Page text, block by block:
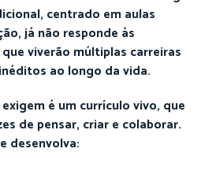
centrado em aulas
já não responde às
viverão múltiplas carreiras
ao longo da vida.
é um currículo vivo, que
de pensar, criar e colaborar.
desenvolva: